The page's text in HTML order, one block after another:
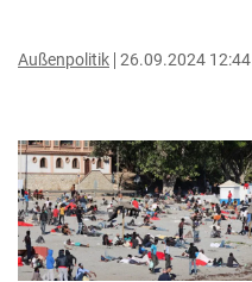
Außenpolitik 26.09.2024 12:44